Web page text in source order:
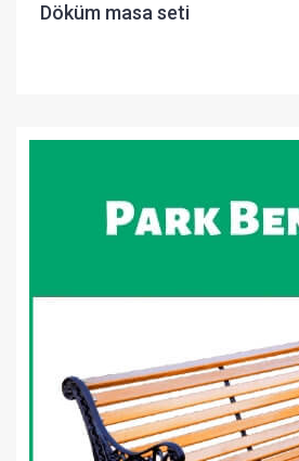
Döküm masa seti